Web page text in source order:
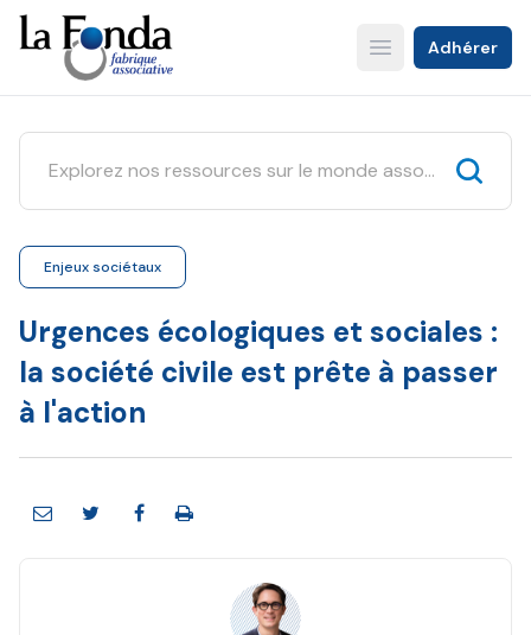
Aller
au
contenu
principal
Open main menu
Adhérer
Enjeux sociétaux
Urgences écologiques et sociales :
la société civile est prête à passer
à l'action